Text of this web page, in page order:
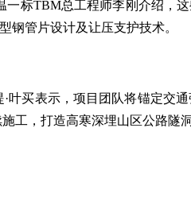
标TBM总工程师李刚介绍，
钢管片设计及让压支护技术。
叶买表示，项目团队将锚定交
工，打造高寒深埋山区公路隧